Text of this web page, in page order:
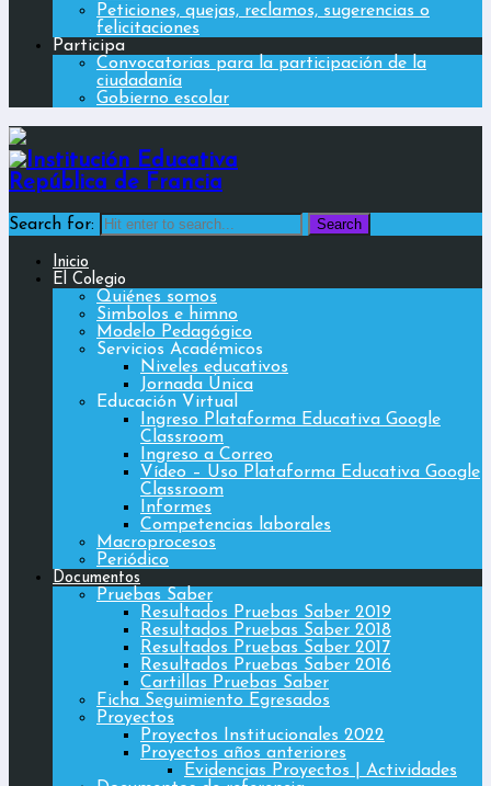
Peticiones, quejas, reclamos, sugerencias o
felicitaciones
Participa
Convocatorias para la participación de la
ciudadanía
Gobierno escolar
Search for:
Inicio
El Colegio
Quiénes somos
Simbolos e himno
Modelo Pedagógico
Servicios Académicos
Niveles educativos
Jornada Única
Educación Virtual
Ingreso Plataforma Educativa Google
Classroom
Ingreso a Correo
Vídeo – Uso Plataforma Educativa Google
Classroom
Informes
Competencias laborales
Macroprocesos
Periódico
Documentos
Pruebas Saber
Resultados Pruebas Saber 2019
Resultados Pruebas Saber 2018
Resultados Pruebas Saber 2017
Resultados Pruebas Saber 2016
Cartillas Pruebas Saber
Ficha Seguimiento Egresados
Proyectos
Proyectos Institucionales 2022
Proyectos años anteriores
Evidencias Proyectos | Actividades